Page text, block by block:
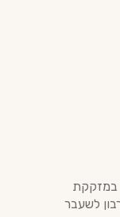
במזקקת
לשעבר